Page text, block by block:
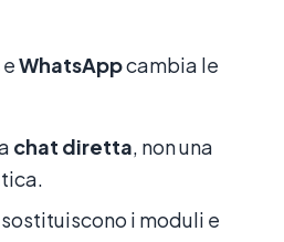
eWhatsAppcambia le
chat diretta , non una
i moduli e